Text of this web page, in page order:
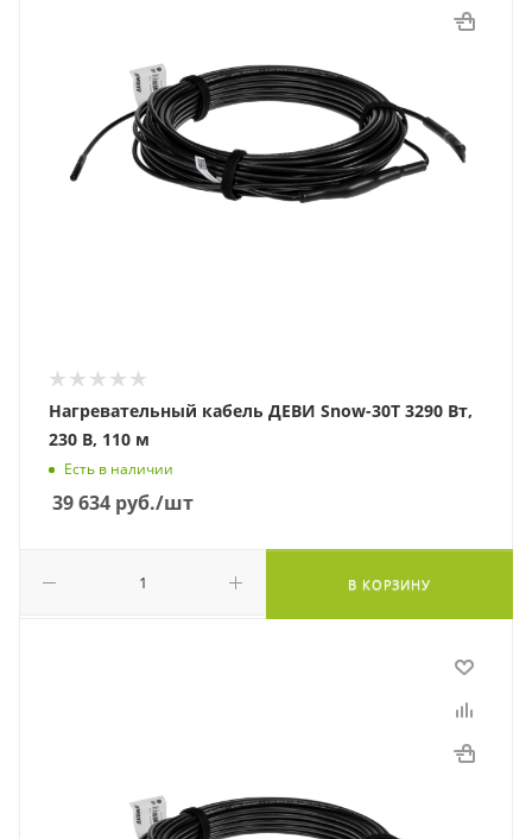
Нагревательный кабель ДЕВИ Snow-30T 3290 Вт,
230 В, 110 м
Есть в наличии
39 634 руб./шт
В КОРЗИНУ